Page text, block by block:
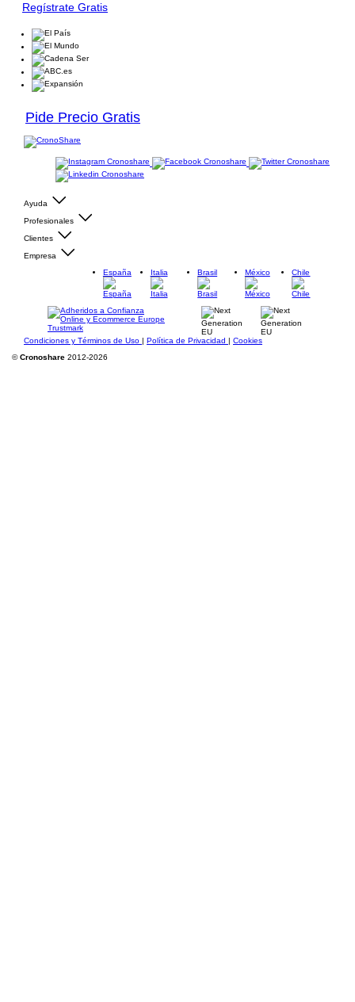
Regístrate Gratis
Pide Precio Gratis
Ayuda
Profesionales
Clientes
Empresa
España
Italia Brasil México Chile
Condiciones y Términos de Uso | Política de Privacidad | Cookies
©Cronoshare 2012-2026